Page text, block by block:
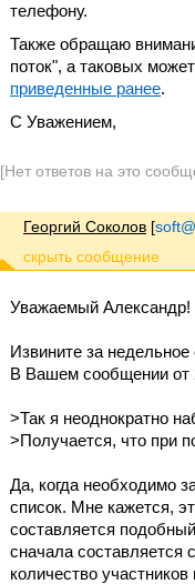
телефону.
Также обращаю
поток", а таковых
приведенные ранее.
С Уважением,
[Нет ответов на это
Георгий Соколов [
Уважаемый Александр!
Извините за
В Вашем сообщении от
>Так я неоднократно
>Получается, что при
Да, когда необходимо
список. Мне кажется,
составляется
сначала составляется
количество